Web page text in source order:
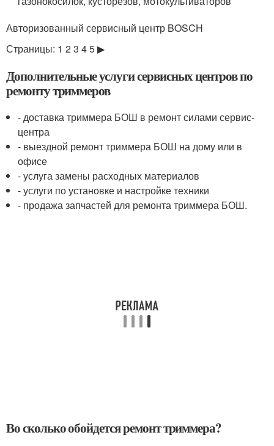
Авторизованный сервисный центр BOSCH
Страницы: 1 2 3 4 5 ▶
Дополнительные услуги сервисных центров по
ремонту триммеров
- доставка триммера БОШ в ремонт силами сервис-
центра
- выездной ремонт триммера БОШ на дому или в
офисе
- услуга замены расходных материалов
- услуги по установке и настройке техники
- продажа запчастей для ремонта триммера БОШ.
Во сколько обойдется ремонт триммера?